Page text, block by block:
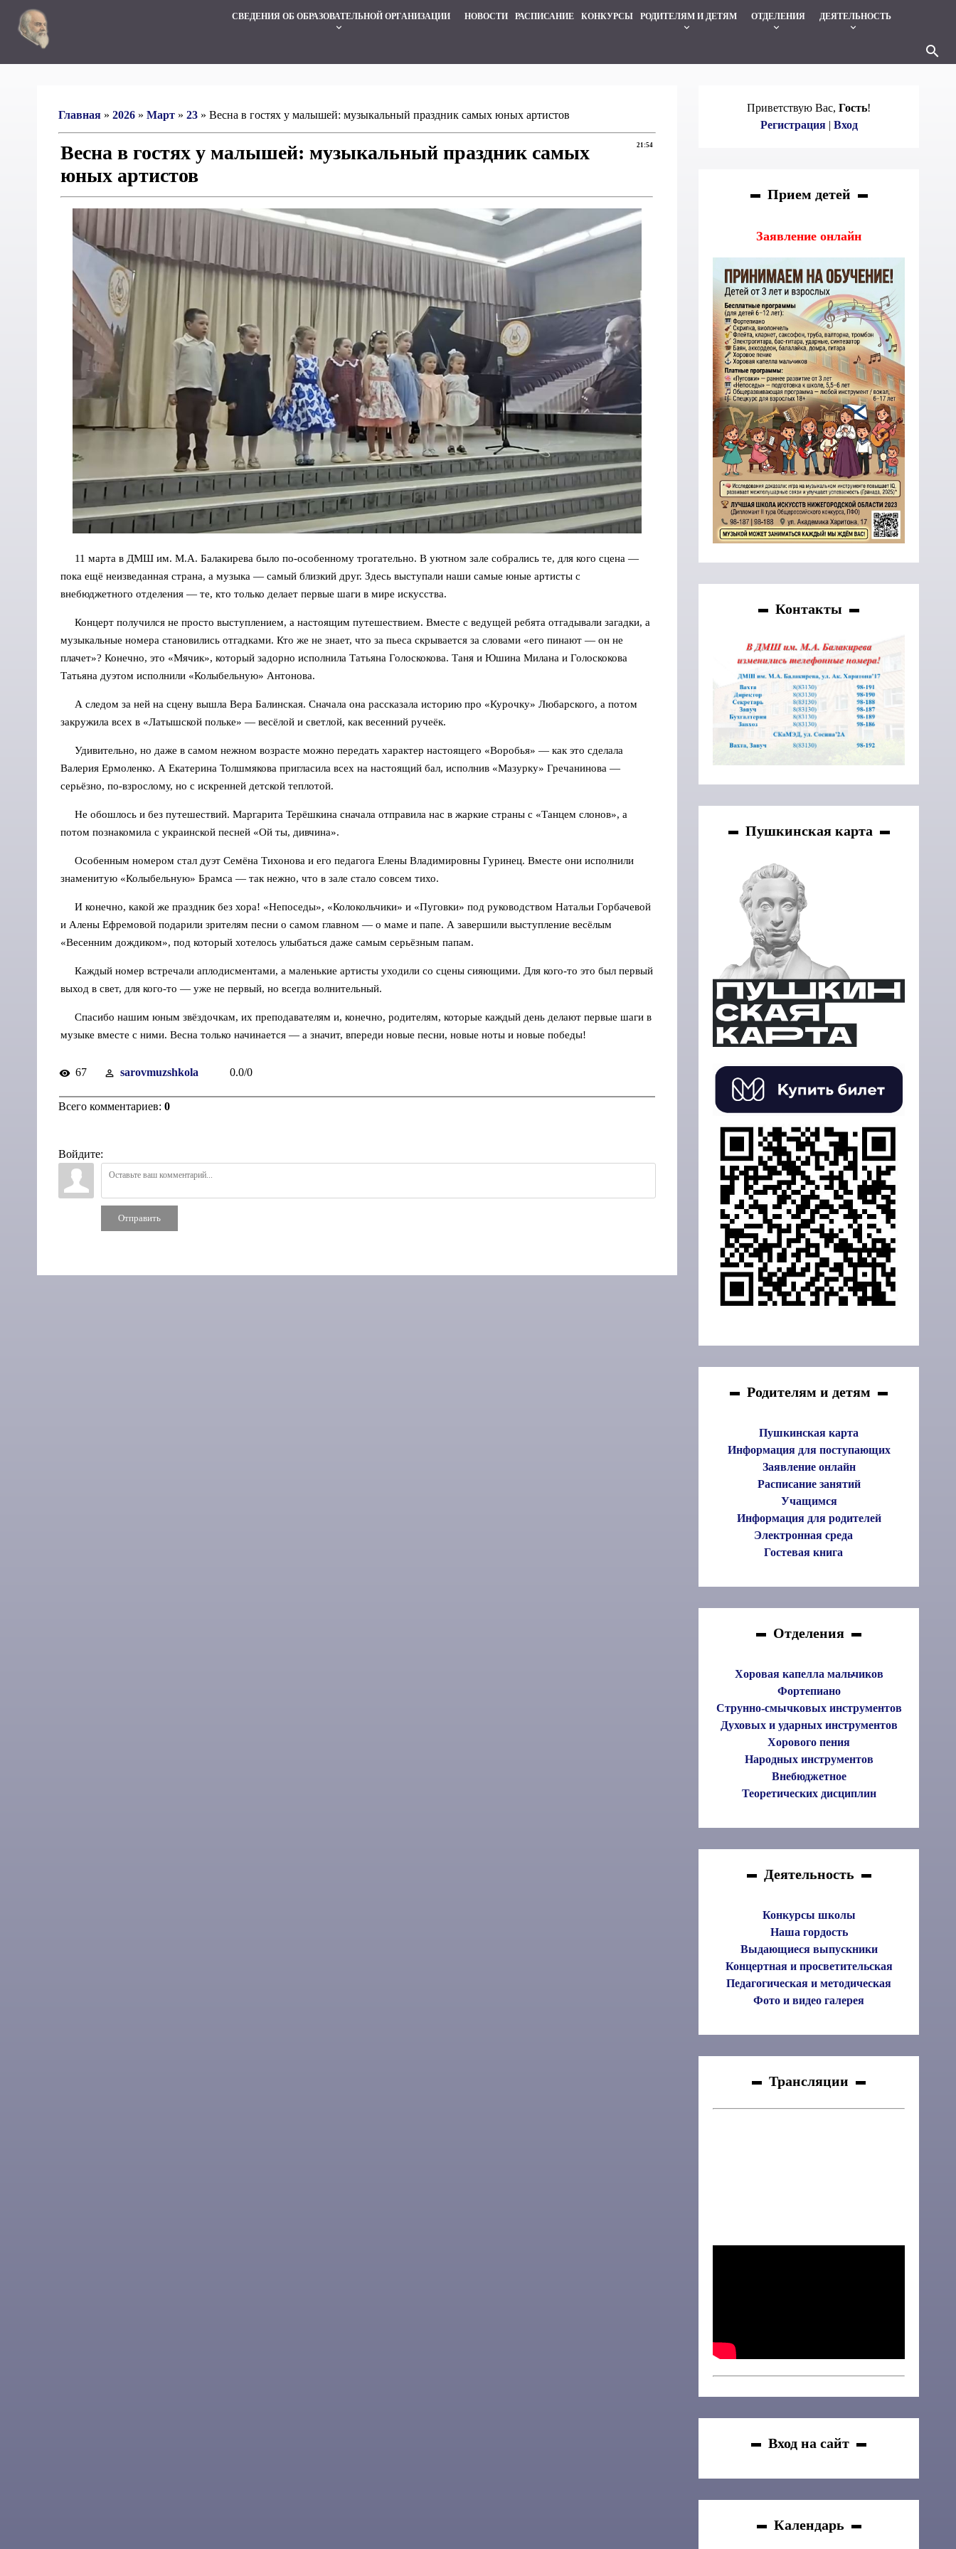
СВЕДЕНИЯ ОБ ОБРАЗОВАТЕЛЬНОЙ ОРГАНИЗАЦИИ
keyboard_arrow_down
НОВОСТИ РАСПИСАНИЕ КОНКУРСЫ РОДИТЕЛЯМ И ДЕТЯМ
keyboard_arrow_down
ОТДЕЛЕНИЯ
keyboard_arrow_down
ДЕЯТЕЛЬНОСТЬ
keyboard_arrow_down
search
Главная » 2026 » Март » 23 » Весна в гостях у малышей: музыкальный праздник самых юных артистов
21:54
Весна в гостях у малышей: музыкальный праздник самых
юных артистов
11 марта в ДМШ им. М.А. Балакирева было по-особенному трогательно. В уютном зале собрались те, для кого сцена —
пока ещё неизведанная страна, а музыка — самый близкий друг. Здесь выступали наши самые юные артисты с
внебюджетного отделения — те, кто только делает первые шаги в мире искусства.
Концерт получился не просто выступлением, а настоящим путешествием. Вместе с ведущей ребята отгадывали загадки, а
музыкальные номера становились отгадками. Кто же не знает, что за пьеса скрывается за словами «его пинают — он не
плачет»? Конечно, это «Мячик», который задорно исполнила Татьяна Голоскокова. Таня и Юшина Милана и Голоскокова
Татьяна дуэтом исполнили «Колыбельную» Антонова.
А следом за ней на сцену вышла Вера Балинская. Сначала она рассказала историю про «Курочку» Любарского, а потом
закружила всех в «Латышской польке» — весёлой и светлой, как весенний ручеёк.
Удивительно, но даже в самом нежном возрасте можно передать характер настоящего «Воробья» — как это сделала
Валерия Ермоленко. А Екатерина Толшмякова пригласила всех на настоящий бал, исполнив «Мазурку» Гречанинова —
серьёзно, по-взрослому, но с искренней детской теплотой.
Не обошлось и без путешествий. Маргарита Терёшкина сначала отправила нас в жаркие страны с «Танцем слонов», а
потом познакомила с украинской песней «Ой ты, дивчина».
Особенным номером стал дуэт Семёна Тихонова и его педагога Елены Владимировны Гуринец. Вместе они исполнили
знаменитую «Колыбельную» Брамса — так нежно, что в зале стало совсем тихо.
И конечно, какой же праздник без хора! «Непоседы», «Колокольчики» и «Пуговки» под руководством Натальи Горбачевой
и Алены Ефремовой подарили зрителям песни о самом главном — о маме и папе. А завершили выступление весёлым
«Весенним дождиком», под который хотелось улыбаться даже самым серьёзным папам.
Каждый номер встречали аплодисментами, а маленькие артисты уходили со сцены сияющими. Для кого-то это был первый
выход в свет, для кого-то — уже не первый, но всегда волнительный.
Спасибо нашим юным звёздочкам, их преподавателям и, конечно, родителям, которые каждый день делают первые шаги в
музыке вместе с ними. Весна только начинается — а значит, впереди новые песни, новые ноты и новые победы!
67 sarovmuzshkola 0.0/0
Всего комментариев: 0
Войдите:
Отправить
Приветствую Вас, Гость!
Регистрация| Вход
Прием детей
Заявление онлайн
Контакты
Пушкинская карта
Родителям и детям
Пушкинская карта
Информация для поступающих
Заявление онлайн
Расписание занятий
Учащимся
Информация для родителей
Электронная среда
Гостевая книга
Отделения
Хоровая капелла мальчиков
Фортепиано
Струнно-смычковых инструментов
Духовых и ударных инструментов
Хорового пения
Народных инструментов
Внебюджетное
Теоретических дисциплин
Деятельность
Конкурсы школы
Наша гордость
Выдающиеся выпускники
Концертная и просветительская
Педагогическая и методическая
Фото и видео галерея
Трансляции
Вход на сайт
Календарь